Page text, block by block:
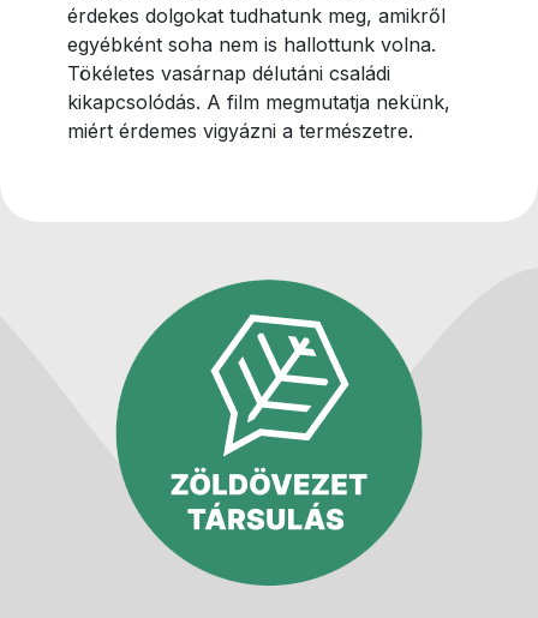
érdekes dolgokat tudhatunk meg, amikről
egyébként soha nem is hallottunk volna.
Tökéletes vasárnap délutáni családi
kikapcsolódás. A film megmutatja nekünk,
miért érdemes vigyázni a természetre.